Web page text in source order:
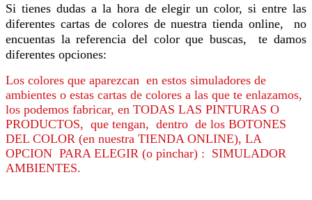
Si tienes dudas a la hora de elegir un color, si entre las
diferentes cartas de colores de nuestra tienda online, no
encuentas la referencia del color que buscas, te damos
diferentes opciones:
Los colores que aparezcan en estos simuladores de
ambientes o estas cartas de colores a las que te enlazamos,
los podemos fabricar, en TODAS LAS PINTURAS O
PRODUCTOS, que tengan, dentro de los BOTONES
DEL COLOR (en nuestra TIENDA ONLINE), LA
OPCION PARA ELEGIR (o pinchar) : SIMULADOR
AMBIENTES.